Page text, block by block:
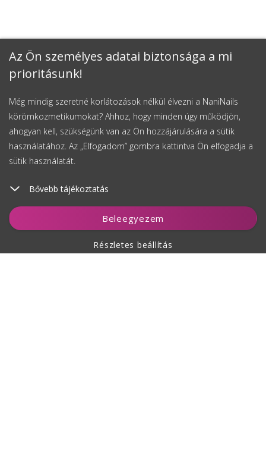
Az Ön személyes adatai biztonsága a mi
prioritásunk!
Még mindig szeretné korlátozások nélkül élvezni a NaniNails
körömkozmetikumokat? Ahhoz, hogy minden úgy működjön,
ahogyan kell, szükségünk van az Ön hozzájárulására a sütik
használatához. Az „Elfogadom” gombra kattintva Ön elfogadja a
sütik használatát.
Bővebb tájékoztatás
Beleegyezem
Részletes beállítás
Kosárhoz ad